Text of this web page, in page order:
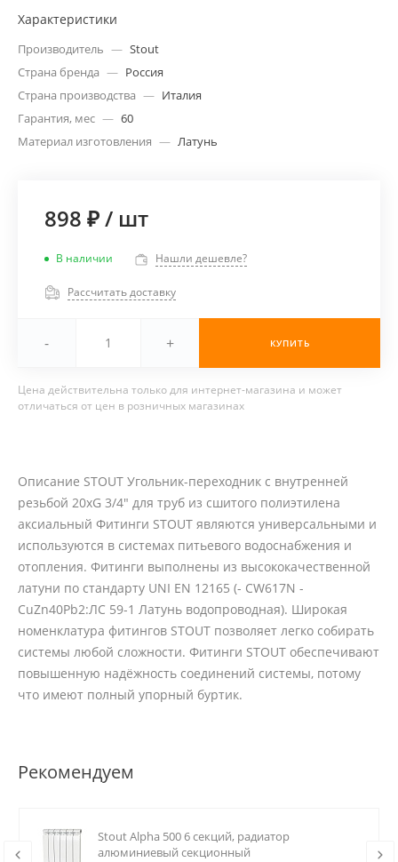
Характеристики
Производитель — Stout
Страна бренда — Россия
Страна производства — Италия
Гарантия, мес — 60
Материал изготовления — Латунь
898 ₽/ шт
В наличии Нашли дешевле?
Рассчитать доставку
- + КУПИТЬ
Цена действительна только для интернет-магазина и может
отличаться от цен в розничных магазинах
Описание STOUT Угольник-переходник с внутренней
резьбой 20xG 3/4" для труб из сшитого полиэтилена
аксиальный Фитинги STOUT являются универсальными и
используются в системах питьевого водоснабжения и
отопления. Фитинги выполнены из высококачественной
латуни по стандарту UNI EN 12165 (- CW617N -
CuZn40Pb2:ЛС 59-1 Латунь водопроводная). Широкая
номенклатура фитингов STOUT позволяет легко собирать
системы любой сложности. Фитинги STOUT обеспечивают
повышенную надёжность соединений системы, потому
что имеют полный упорный буртик.
Рекомендуем
Stout Alpha 500 6 секций, радиатор
алюминиевый секционный